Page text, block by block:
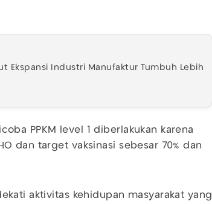
Ekspansi Industri Manufaktur Tumbuh Lebih
PPKM level 1 diberlakukan karena
dan target vaksinasi sebesar 70% dan
aktivitas kehidupan masyarakat yang